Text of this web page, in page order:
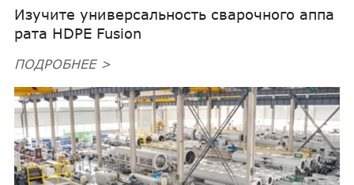
Изучите универсальность сварочного аппа
рата HDPE Fusion
ПОДРОБНЕЕ >